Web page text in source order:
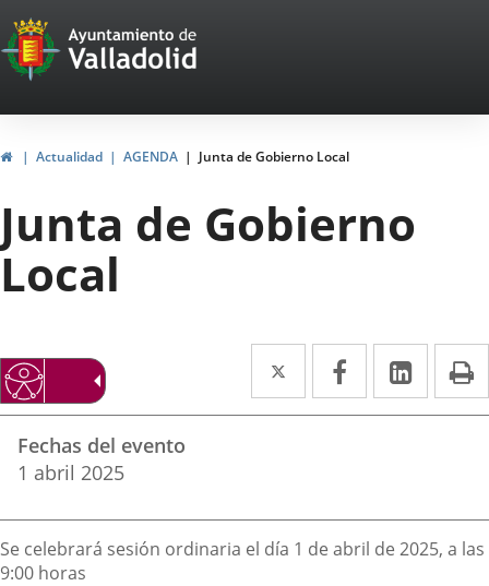
Portal
Web
del
Ayuntamiento
de
Valladolid
InicioActualidad AGENDA Junta de Gobierno Local
Junta de Gobierno
Local
Twitter
Enlace
a
externa.
Facebook
Enlace
a
externa.
Enlace
a
del
evento
Fechas del evento
1 abril 2025
Descripción
Se celebrará sesión ordinaria el día 1 de abril de 2025, a las
9:00 horas